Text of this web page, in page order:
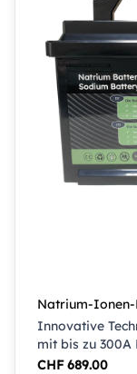
Natrium-Ionen-
Innovative
mit bis zu
CHF689.00